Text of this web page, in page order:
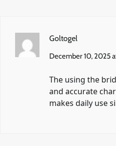
Goltogel
December 10, 2025
The using the
and accurate
makes daily use